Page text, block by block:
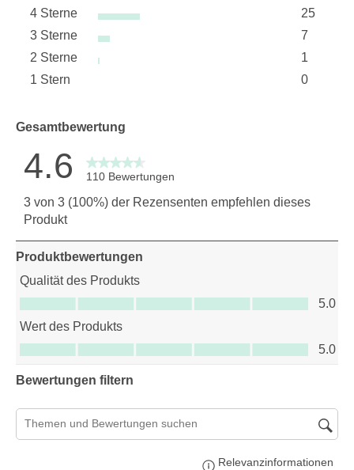
77
4 Sterne Sterne
25
25
3 Sterne Sterne
7
7
2 Sterne Sterne
1
1
1 Stern
0
Gesamtbewertung
4.6 110 Bewertungen
3 von 3 (100%) der Rezensenten empfehlen dieses
Produkt
Produktbewertungen
Qualität des Produkts
Qualität des Produkts, 5.0 von 5
5.0
Wert des Produkts
Wert des Produkts, 5.0 von 5
5.0
Bewertungen filtern
Suchthemen und Bewertungen Suchregion
Relevanzinformationen